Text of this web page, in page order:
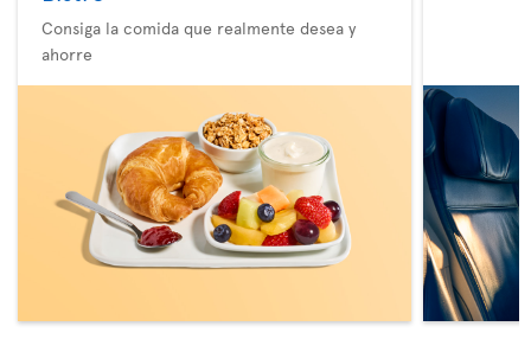
Consiga la comida que realmente desea y
ahorre